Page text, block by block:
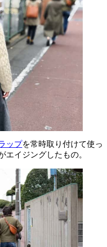
ップを常時取り付けて使っ
エイジングしたもの。